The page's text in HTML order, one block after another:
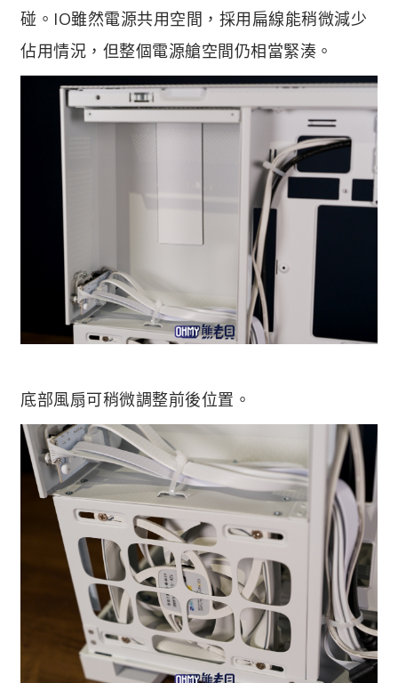
碰。IO雖然電源共用空間，採用扁線能稍微減少
佔用情況，但整個電源艙空間仍相當緊湊。
底部風扇可稍微調整前後位置。